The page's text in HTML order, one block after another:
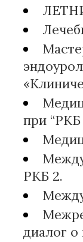
при
РКБ 2.
диалог